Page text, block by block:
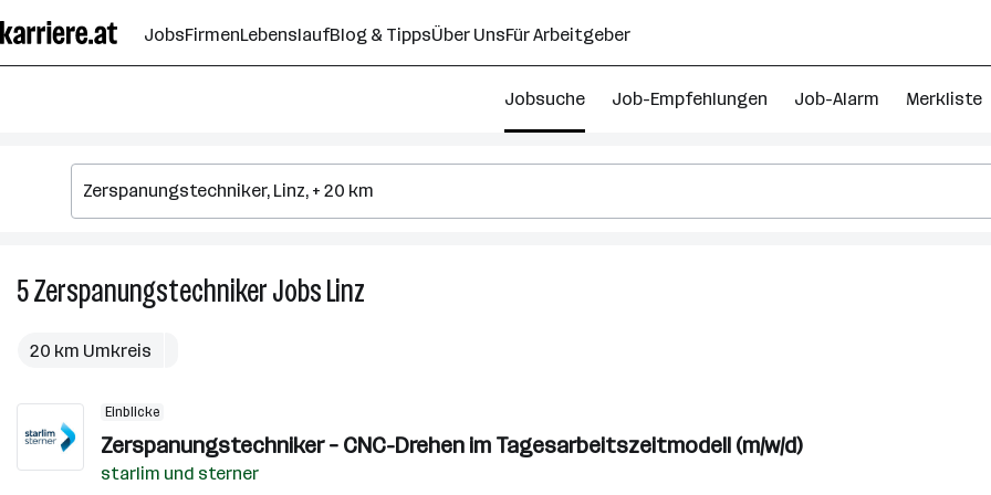
Seiteninhalt
springen
JobsFirmenLebenslaufBlog & TippsÜber UnsFür Arbeitgeber
Jobsuche Job-Empfehlungen Job-Alarm Merkliste
5ZerspanungstechnikerJobsLinz
20 km Umkreis
Einblicke
Zerspanungstechniker – CNC-Drehen im Tagesarbeitszeitmodell (m/w/d)
starlim und sterner